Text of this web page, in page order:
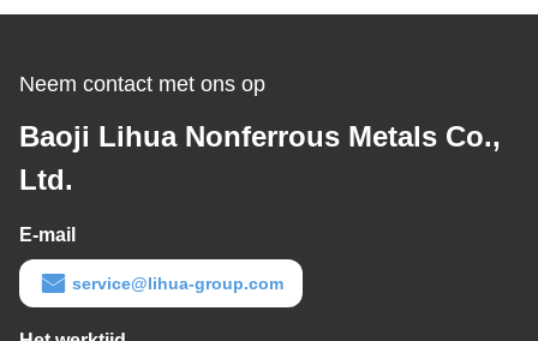
Neem contact met ons op
Baoji Lihua Nonferrous Metals Co.,
Ltd.
E-mail
service@lihua-group.com